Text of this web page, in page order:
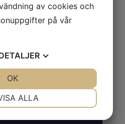
av cookies och
på vår
ALLA
OK